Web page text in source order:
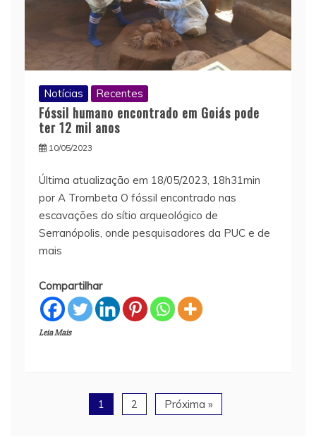
Notícias Recentes
Fóssil humano encontrado em Goiás pode
ter 12 mil anos
10/05/2023
Última atualização em 18/05/2023, 18h31min
por A Trombeta O fóssil encontrado nas
escavações do sítio arqueológico de
Serranópolis, onde pesquisadores da PUC e de
mais
Compartilhar
Leia Mais
1 2 Próxima »